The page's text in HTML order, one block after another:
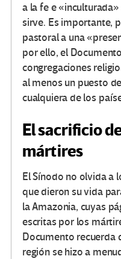
a la fe e
sirve. Es importante,
pastoral a una
por ello, el
congregaciones
al menos un puesto
cualquiera de los
El sacrificio
mártires
El Sínodo no olvida a
que dieron su vida
la Amazonia, cuyas
escritas por los
Documento recuerda
región se hizo a